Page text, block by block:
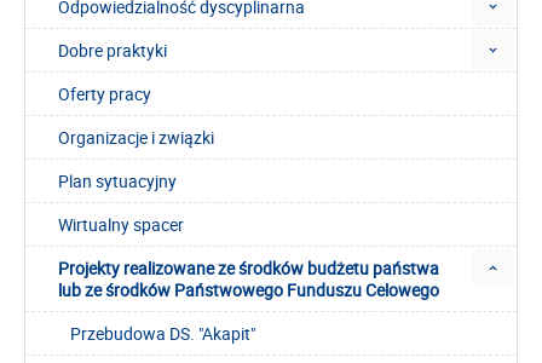
Odpowiedzialność dyscyplinarna
Dobre praktyki
Oferty pracy
Organizacje i związki
Plan sytuacyjny
Wirtualny spacer
Projekty realizowane ze środków budżetu państwa
lub ze środków Państwowego Funduszu Celowego
Przebudowa DS. "Akapit"